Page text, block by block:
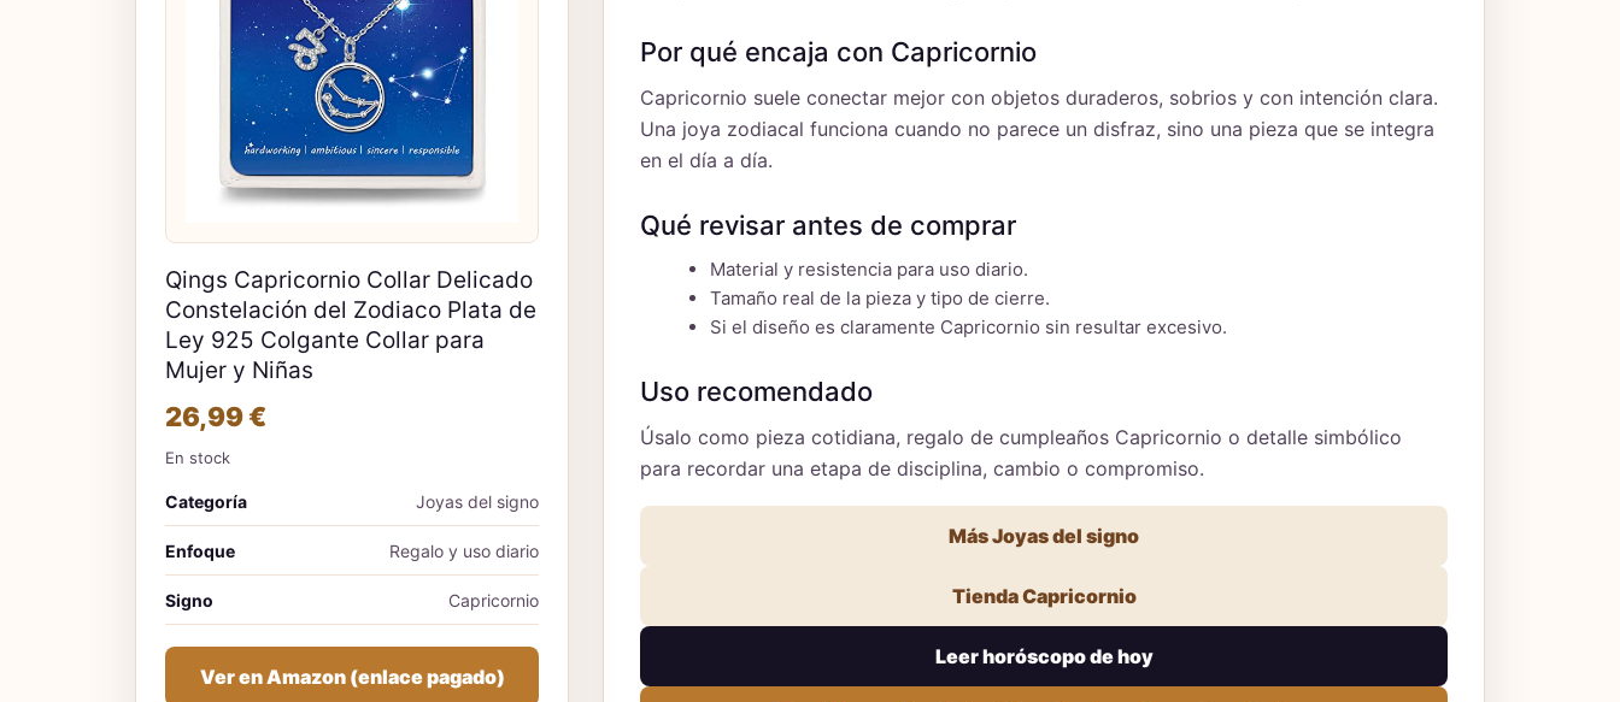
Qings Capricornio Collar Delicado
Constelación del Zodiaco Plata de
Ley 925 Colgante Collar para
Mujer y Niñas
26,99 €
En stock
Categoría Joyas del signo
Enfoque Regalo y uso diario
Signo Capricornio
Ver en Amazon (enlace pagado)
Por qué encaja con Capricornio
Capricornio suele conectar mejor con objetos duraderos, sobrios y con intención clara.
Una joya zodiacal funciona cuando no parece un disfraz, sino una pieza que se integra
en el día a día.
Qué revisar antes de comprar
Material y resistencia para uso diario.
Tamaño real de la pieza y tipo de cierre.
Si el diseño es claramente Capricornio sin resultar excesivo.
Uso recomendado
Úsalo como pieza cotidiana, regalo de cumpleaños Capricornio o detalle simbólico
para recordar una etapa de disciplina, cambio o compromiso.
Más Joyas del signo
Tienda Capricornio
Leer horóscopo de hoy